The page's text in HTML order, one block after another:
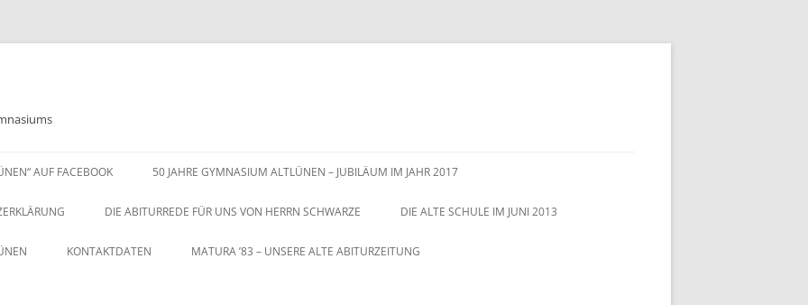
AUF FACEBOOK 50 JAHRE GYMNASIUM ALTLÜNEN – JUBILÄUM IM JAHR 2017
DIE ABITURREDE FÜR UNS VON HERRN SCHWARZE DIE ALTE SCHULE IM JUNI 2013
KONTAKTDATEN MATURA ’83 – UNSERE ALTE ABITURZEITUNG